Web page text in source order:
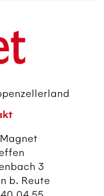
3
b. Reute